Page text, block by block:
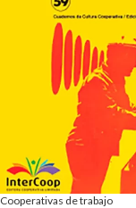
Cooperativas de trabajo